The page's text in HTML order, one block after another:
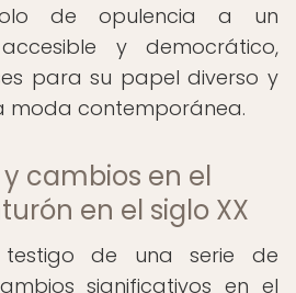
de opulencia a un
y democrático,
para su papel diverso y
moda contemporánea.
cambios en el
en el siglo XX
de una serie de
significativos en el